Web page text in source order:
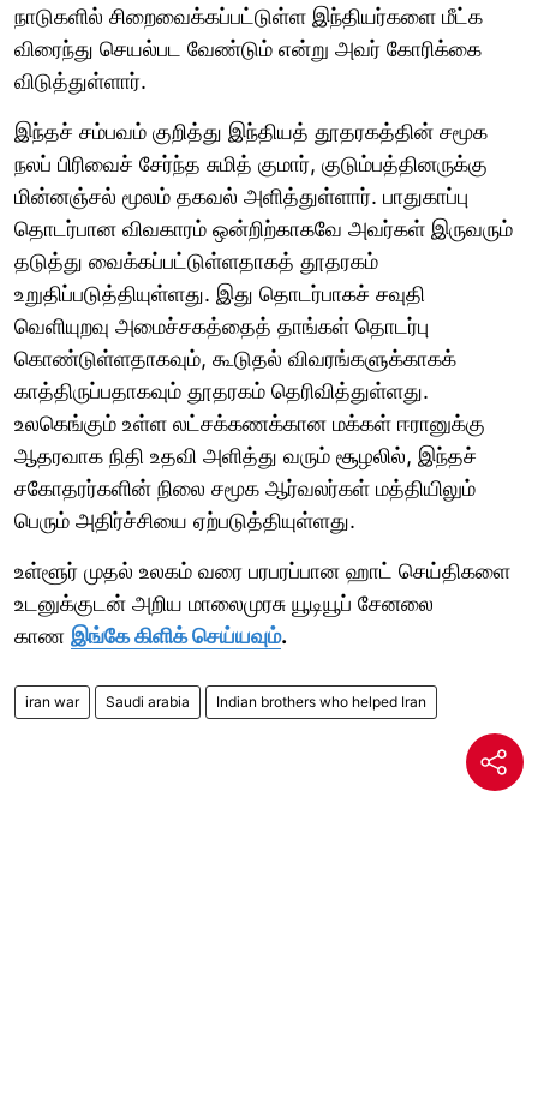
நாடுகளில் சிறைவைக்கப்பட்டுள்ள இந்தியர்களை மீட்க
விரைந்து செயல்பட வேண்டும் என்று அவர் கோரிக்கை
விடுத்துள்ளார்.
இந்தச் சம்பவம் குறித்து இந்தியத் தூதரகத்தின் சமூக
நலப் பிரிவைச் சேர்ந்த சுமித் குமார், குடும்பத்தினருக்கு
மின்னஞ்சல் மூலம் தகவல் அளித்துள்ளார். பாதுகாப்பு
தொடர்பான விவகாரம் ஒன்றிற்காகவே அவர்கள் இருவரும்
தடுத்து வைக்கப்பட்டுள்ளதாகத் தூதரகம்
உறுதிப்படுத்தியுள்ளது. இது தொடர்பாகச் சவுதி
வெளியுறவு அமைச்சகத்தைத் தாங்கள் தொடர்பு
கொண்டுள்ளதாகவும், கூடுதல் விவரங்களுக்காகக்
காத்திருப்பதாகவும் தூதரகம் தெரிவித்துள்ளது.
உலகெங்கும் உள்ள லட்சக்கணக்கான மக்கள் ஈரானுக்கு
ஆதரவாக நிதி உதவி அளித்து வரும் சூழலில், இந்தச்
சகோதரர்களின் நிலை சமூக ஆர்வலர்கள் மத்தியிலும்
பெரும் அதிர்ச்சியை ஏற்படுத்தியுள்ளது.
உள்ளூர் முதல் உலகம் வரை பரபரப்பான ஹாட் செய்திகளை
உடனுக்குடன் அறிய மாலைமுரசு யூடியூப் சேனலை
காண இங்கே கிளிக் செய்யவும்.
iran war Saudi arabia Indian brothers who helped Iran